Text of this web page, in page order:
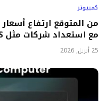
كمبيوتر
من المتوقع ارتفاع
مع استعداد شركات مثل ASUS وHP لزيادة الأسعار.
25 أبريل, 2026